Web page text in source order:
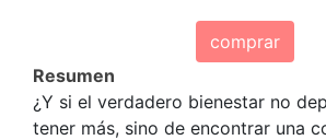
comprar
Resumen
¿Y si el verdadero bienestar no
tener más, sino de encontrar una